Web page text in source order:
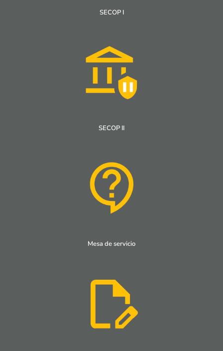
SECOP I
SECOP II
Mesa de servicio